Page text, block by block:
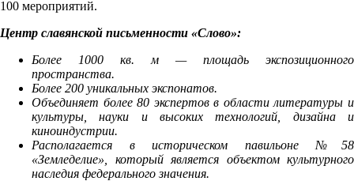
100 мероприятий.
Центр славянской письменности «Слово»:
Более 1000 кв. м — площадь экспозиционного
пространства.
Более 200 уникальных экспонатов.
Объединяет более 80 экспертов в области литературы и
культуры, науки и высоких технологий, дизайна и
киноиндустрии.
Располагается в историческом павильоне №58
«Земледелие», который является объектом культурного
наследия федерального значения.